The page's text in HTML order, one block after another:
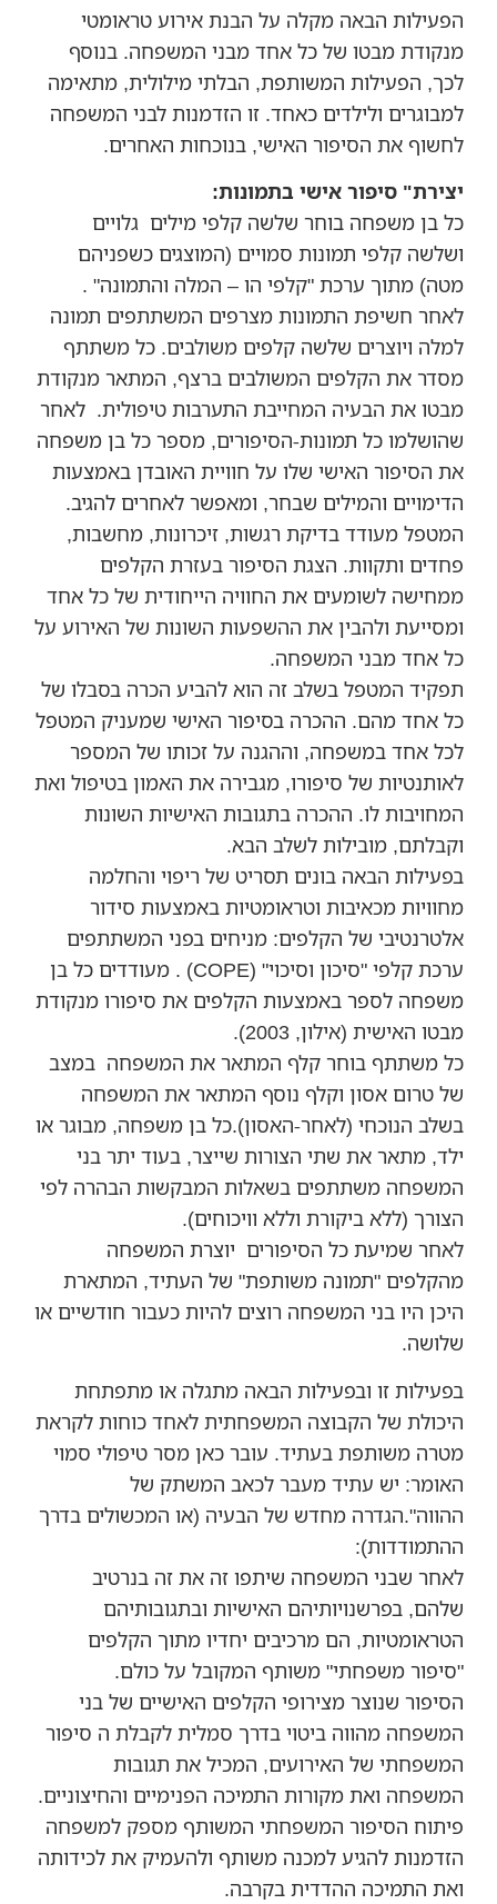
הפעילות הבאה מקלה על הבנת אירוע טראומטי
מנקודת מבטו של כל אחד מבני המשפחה. בנוסף
לכך, הפעילות המשותפת, הבלתי מילולית, מתאימה
למבוגרים ולילדים כאחד. זו הזדמנות לבני המשפחה
לחשוף את הסיפור האישי, בנוכחות האחרים.
יצירת" סיפור אישי בתמונות:
כל בן משפחה בוחר שלשה קלפי מילים גלויים
ושלשה קלפי תמונות סמויים (המוצגים כשפניהם
מטה) מתוך ערכת "קלפי הו – המלה והתמונה" .
לאחר חשיפת התמונות מצרפים המשתתפים תמונה
למלה ויוצרים שלשה קלפים משולבים. כל משתתף
מסדר את הקלפים המשולבים ברצף, המתאר מנקודת
מבטו את הבעיה המחייבת התערבות טיפולית. לאחר
שהושלמו כל תמונות-הסיפורים, מספר כל בן משפחה
את הסיפור האישי שלו על חוויית האובדן באמצעות
הדימויים והמילים שבחר, ומאפשר לאחרים להגיב.
המטפל מעודד בדיקת רגשות, זיכרונות, מחשבות,
פחדים ותקוות. הצגת הסיפור בעזרת הקלפים
ממחישה לשומעים את החוויה הייחודית של כל אחד
ומסייעת ולהבין את ההשפעות השונות של האירוע על
כל אחד מבני המשפחה.
תפקיד המטפל בשלב זה הוא להביע הכרה בסבלו של
כל אחד מהם. ההכרה בסיפור האישי שמעניק המטפל
לכל אחד במשפחה, וההגנה על זכותו של המספר
לאותנטיות של סיפורו, מגבירה את האמון בטיפול ואת
המחויבות לו. ההכרה בתגובות האישיות השונות
וקבלתם, מובילות לשלב הבא.
בפעילות הבאה בונים תסריט של ריפוי והחלמה
מחוויות מכאיבות וטראומטיות באמצעות סידור
אלטרנטיבי של הקלפים: מניחים בפני המשתתפים
ערכת קלפי "סיכון וסיכוי" (COPE) . מעודדים כל בן
משפחה לספר באמצעות הקלפים את סיפורו מנקודת
מבטו האישית (אילון, 2003).
כל משתתף בוחר קלף המתאר את המשפחה במצב
של טרום אסון וקלף נוסף המתאר את המשפחה
בשלב הנוכחי (לאחר-האסון).כל בן משפחה, מבוגר או
ילד, מתאר את שתי הצורות שייצר, בעוד יתר בני
המשפחה משתתפים בשאלות המבקשות הבהרה לפי
הצורך (ללא ביקורת וללא וויכוחים).
לאחר שמיעת כל הסיפורים יוצרת המשפחה
מהקלפים "תמונה משותפת" של העתיד, המתארת
היכן היו בני המשפחה רוצים להיות כעבור חודשיים או
שלושה.
בפעילות זו ובפעילות הבאה מתגלה או מתפתחת
היכולת של הקבוצה המשפחתית לאחד כוחות לקראת
מטרה משותפת בעתיד. עובר כאן מסר טיפולי סמוי
האומר: יש עתיד מעבר לכאב המשתק של
ההווה".הגדרה מחדש של הבעיה (או המכשולים בדרך
ההתמודדות):
לאחר שבני המשפחה שיתפו זה את זה בנרטיב
שלהם, בפרשנויותיהם האישיות ובתגובותיהם
הטראומטיות, הם מרכיבים יחדיו מתוך הקלפים
"סיפור משפחתי" משותף המקובל על כולם.
הסיפור שנוצר מצירופי הקלפים האישיים של בני
המשפחה מהווה ביטוי בדרך סמלית לקבלת ה סיפור
המשפחתי של האירועים, המכיל את תגובות
המשפחה ואת מקורות התמיכה הפנימיים והחיצוניים.
פיתוח הסיפור המשפחתי המשותף מספק למשפחה
הזדמנות להגיע למכנה משותף ולהעמיק את לכידותה
ואת התמיכה ההדדית בקרבה.